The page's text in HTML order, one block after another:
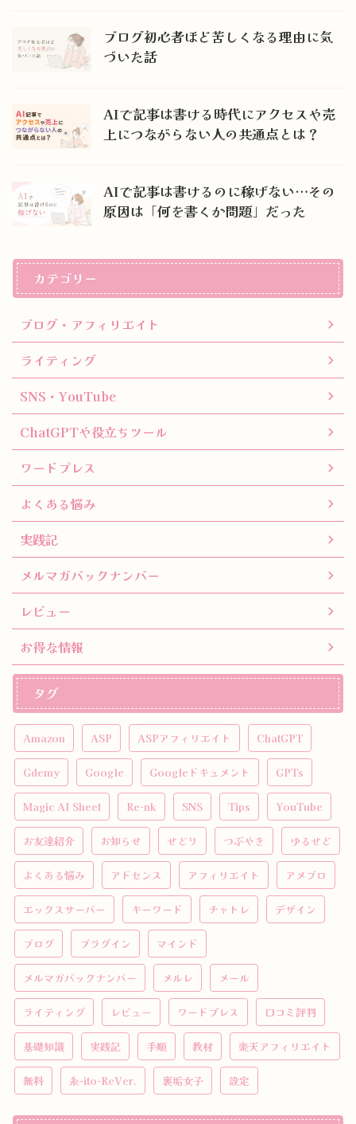
ブログ初心者ほど苦しくなる理由に気
づいた話
AIで記事は書ける時代にアクセスや売
上につながらない人の共通点とは？
AIで記事は書けるのに稼げない…その
原因は「何を書くか問題」だった
カテゴリー
ブログ・アフィリエイト
ライティング
SNS・YouTube
ChatGPTや役立ちツール
ワードプレス
よくある悩み
実践記
メルマガバックナンバー
レビュー
お得な情報
タグ
Amazon ASP ASPアフィリエイト ChatGPT
Gdemy Google Googleドキュメント GPTs
Magic AI Sheet Re-nk SNS Tips YouTube
お友達紹介 お知らせ せどり つぶやき ゆるせど
よくある悩み アドセンス アフィリエイト アメブロ
エックスサーバー キーワード チャトレ デザイン
ブログ プラグイン マインド
メルマガバックナンバー メルレ メール
ライティング レビュー ワードプレス 口コミ評判
基礎知識 実践記 手順 教材 楽天アフィリエイト
無料 糸-ito-ReVer. 裏垢女子 設定